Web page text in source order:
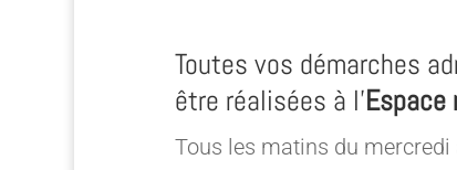
Toutes vos démarches
être réalisées à l’Espace
Tous les matins du